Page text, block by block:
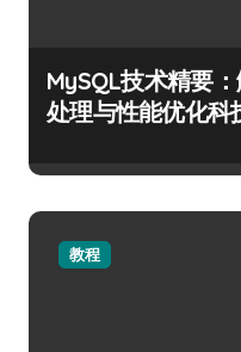
MySQL技术精要
处理与性能优化科
教程